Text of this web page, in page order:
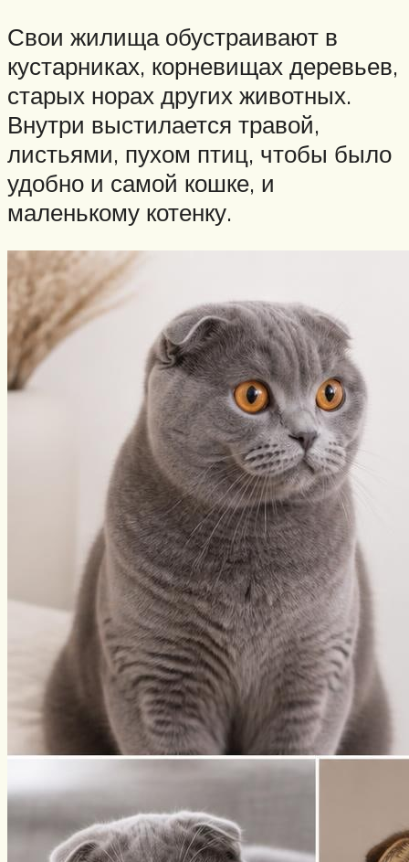
Свои жилища обустраивают в
кустарниках, корневищах деревьев,
старых норах других животных.
Внутри выстилается травой,
листьями, пухом птиц, чтобы было
удобно и самой кошке, и
маленькому котенку.